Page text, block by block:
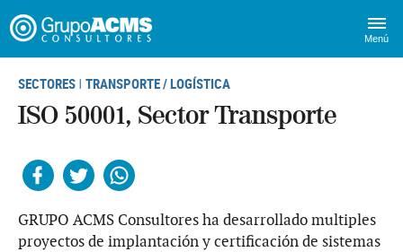
Menú
SECTORES | TRANSPORTE / LOGÍSTICA
ISO 50001, Sector Transporte
GRUPO ACMS Consultores ha desarrollado multiples
proyectos de implantación y certificación de sistemas